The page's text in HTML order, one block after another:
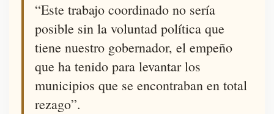
“Este trabajo coordinado no sería
posible sin la voluntad política que
tiene nuestro gobernador, el empeño
que ha tenido para levantar los
municipios que se encontraban en total
rezago”.